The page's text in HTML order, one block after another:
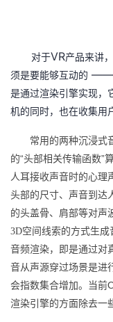
堂
我
的
程
我
认
证
的
实
验
我
的
收
藏
我
的
术
支
持
我
云
声
建
议
对于VR产品来讲
须是要能够互动的 ——
是通过渲染引擎实现，
机的同时，也在收集用
常用的两种沉浸式
的“头部相关传输函数”
人耳接收声音时的心理
头部的尺寸、声音到达
的头盖骨、肩部等对声
3D空间线索的方式生成
音频渲染，即是通过对
音从声源穿过场景是进
会指数集合增加。当前
渲染引擎的方面除去一